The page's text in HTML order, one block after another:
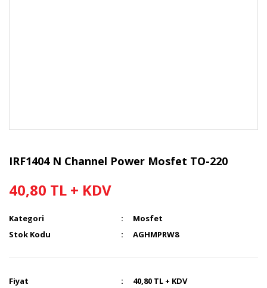
IRF1404 N Channel Power Mosfet TO-220
40,80 TL + KDV
Kategori
Mosfet
Stok Kodu
AGHMPRW8
Fiyat
40,80 TL + KDV